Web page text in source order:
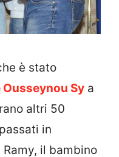
è stato
Sy a
altri 50
in
il bambino